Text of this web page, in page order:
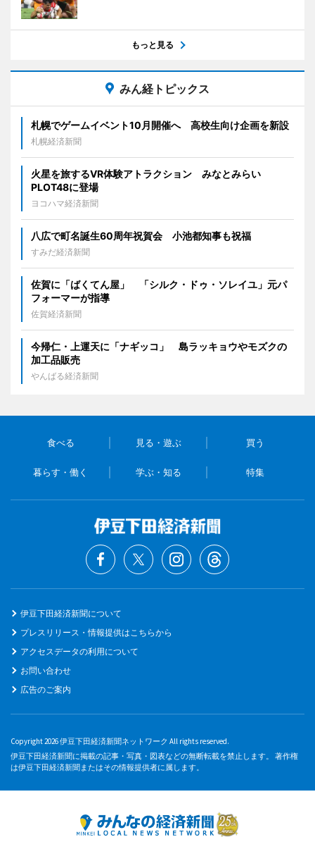
もっと見る
みん経トピックス
札幌でゲームイベント10月開催へ 高校生向け企画を新設
札幌経済新聞
火星を旅するVR体験アトラクション みなとみらい
PLOT48に登場
ヨコハマ経済新聞
八広で町名誕生60周年祝賀会 小池都知事も祝福
すみだ経済新聞
佐賀に「ばくてん屋」 「シルク・ドゥ・ソレイユ」元パ
フォーマーが指導
佐賀経済新聞
今帰仁・上運天に「ナギッコ」 島ラッキョウやモズクの
加工品販売
やんばる経済新聞
食べる 見る・遊ぶ 買う
暮らす・働く 学ぶ・知る 特集
伊豆下田経済新聞について
プレスリリース・情報提供はこちらから
アクセスデータの利用について
お問い合わせ
広告のご案内
Copyright 2026 伊豆下田経済新聞ネットワーク All rights reserved.
伊豆下田経済新聞に掲載の記事・写真・図表などの無断転載を禁止します。 著作権
は伊豆下田経済新聞またはその情報提供者に属します。